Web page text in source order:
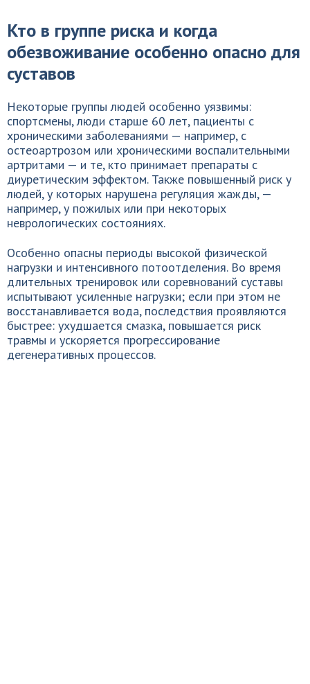
Кто в группе риска и когда
обезвоживание особенно опасно для
суставов
Некоторые группы людей особенно уязвимы:
спортсмены, люди старше 60 лет, пациенты с
хроническими заболеваниями — например, с
остеоартрозом или хроническими воспалительными
артритами — и те, кто принимает препараты с
диуретическим эффектом. Также повышенный риск у
людей, у которых нарушена регуляция жажды, —
например, у пожилых или при некоторых
неврологических состояниях.
Особенно опасны периоды высокой физической
нагрузки и интенсивного потоотделения. Во время
длительных тренировок или соревнований суставы
испытывают усиленные нагрузки; если при этом не
восстанавливается вода, последствия проявляются
быстрее: ухудшается смазка, повышается риск
травмы и ускоряется прогрессирование
дегенеративных процессов.